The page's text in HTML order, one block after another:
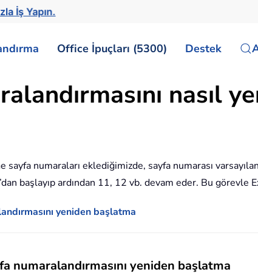
İş Yapın.
Office İpuçları (5300) Destek
nasıl
numaraları eklediğimizde, sayfa numarası
başlayıp ardından 11, 12 vb. devam eder. Bu görevle
yeniden başlatma
numaralandırmasını yeniden başlatma